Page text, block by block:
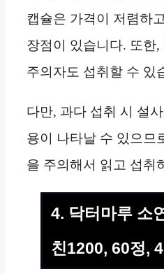
캡슐은 가격이 저렴하
장점이 있습니다. 또한
주의자도 섭취할 수 있
다만, 과다 섭취 시 설
용이 나타날 수 있으므
을 주의해서 읽고 섭취
4. 닥터마루 소
친1200, 60정, 4